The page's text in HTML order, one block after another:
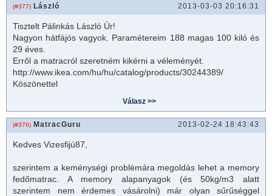
(#377) László 2013-03-03 20:16:31
Tisztelt Pálinkás László Úr!
Nagyon hátfájós vagyok. Paramétereim 188 magas 100 kiló és
29 éves.
Erről a matracról szeretném kikérni a véleményét.
http://www.ikea.com/hu/hu/catalog/products/30244389/
Köszönettel
(#376) MatracGuru 2013-02-24 18:43:43
Kedves Vizesfijú87,
szerintem a keménységi problémára megoldás lehet a memory
fedőmatrac . A memory alapanyagok (és 50kg/m3 alatt
szerintem nem érdemes vásárolni) már olyan sűrűséggel